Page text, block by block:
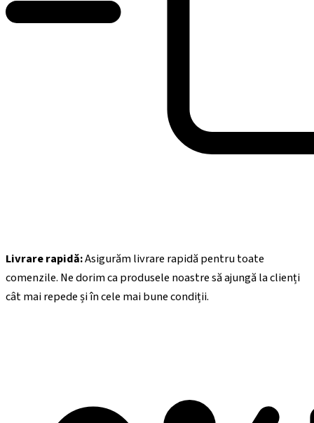
Livrare rapidă:Asigurăm livrare rapidă pentru toate
comenzile. Ne dorim ca produsele noastre să ajungă la clienți
cât mai repede și în cele mai bune condiții.